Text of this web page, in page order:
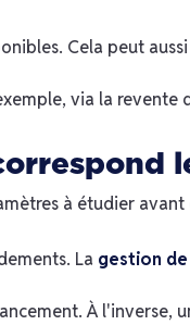
Cela peut
via la revente
à étudier
La gestion
À l'inverse,